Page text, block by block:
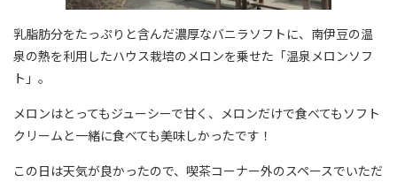
乳脂肪分をたっぷりと含んだ濃厚なバニラソフトに、南伊豆の温
泉の熱を利用したハウス栽培のメロンを乗せた「温泉メロンソフ
ト」。
メロンはとってもジューシーで甘く、メロンだけで食べてもソフト
クリームと一緒に食べても美味しかったです！
この日は天気が良かったので、喫茶コーナー外のスペースでいただ